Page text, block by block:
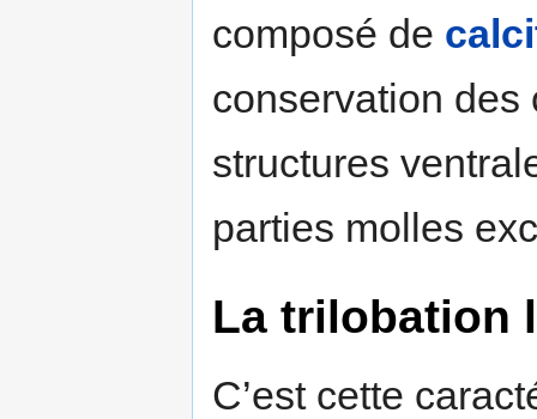
composé de
conservation des
structures
parties molles
La trilobation
C’est cette